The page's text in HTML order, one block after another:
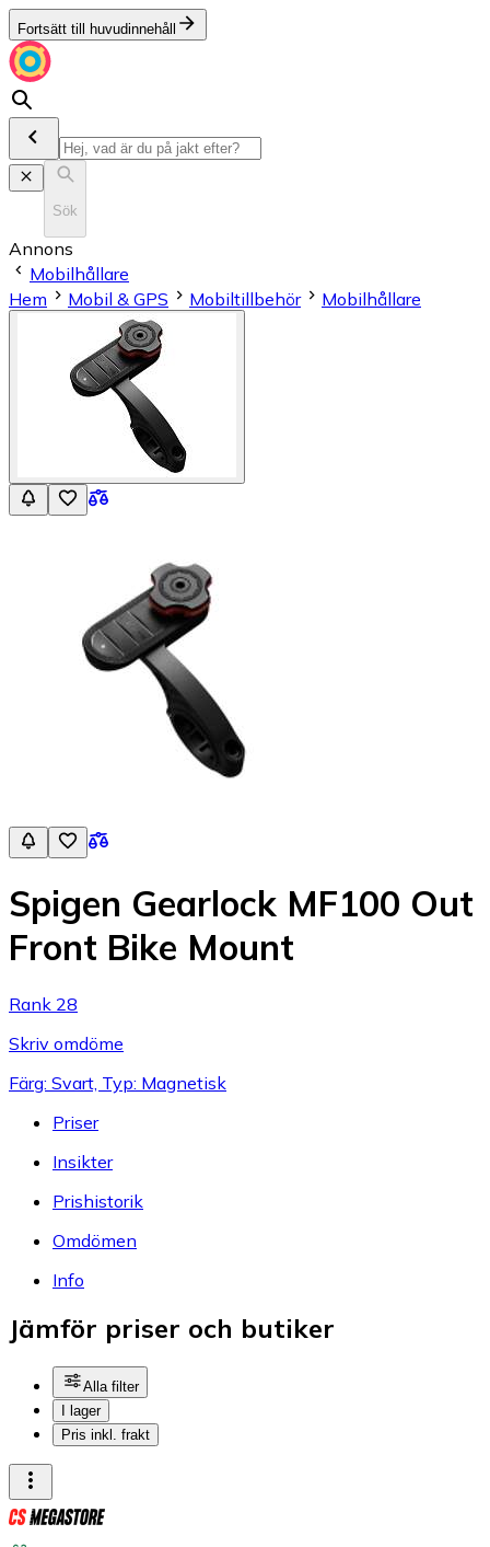
Fortsätt till huvudinnehåll
Sök
Annons
Mobilhållare
Hem
Mobil & GPS Mobiltillbehör Mobilhållare
Spigen Gearlock MF100 Out
Front Bike Mount
Rank 28
Skriv omdöme
Färg: Svart, Typ: Magnetisk
Priser
Insikter
Prishistorik
Omdömen
Info
Jämför priser och butiker
Alla filter
I lager
Pris inkl. frakt